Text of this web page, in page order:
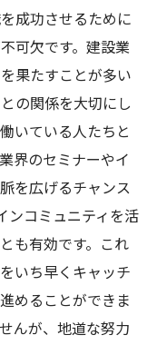
成功させるために
可欠です。建設業
果たすことが多い
の関係を大切にし
いている人たちと
界のセミナーやイ
を広げるチャンス
ンコミュニティを活
も有効です。これ
いち早くキャッチ
めることができま
んが、地道な努力